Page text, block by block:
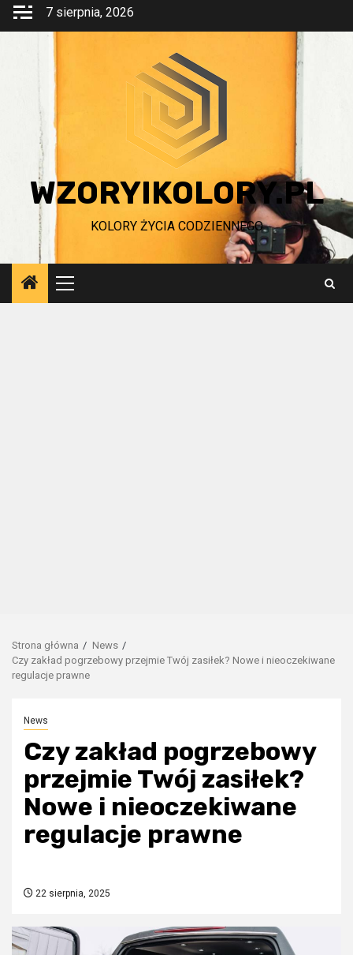
Przejdź
7 sierpnia, 2026
WZORYIKOLORY.PL
KOLORY ŻYCIA CODZIENNEGO
Menu
główne
Strona główna
News
Czy zakład pogrzebowy przejmie Twój zasiłek? Nowe i nieoczekiwane
regulacje prawne
News
Czy zakład pogrzebowy
przejmie Twój zasiłek?
Nowe i nieoczekiwane
regulacje prawne
22 sierpnia, 2025